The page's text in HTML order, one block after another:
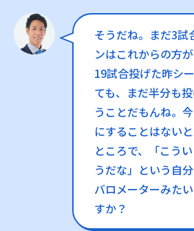
そうだね。まだ3試
ンはこれからの方が
19試合投げた昨シ
ても、まだ半分も
うことだもんね。
にすることはないと
ところで、「こう
うだな」という自
バロメーターみた
すか？